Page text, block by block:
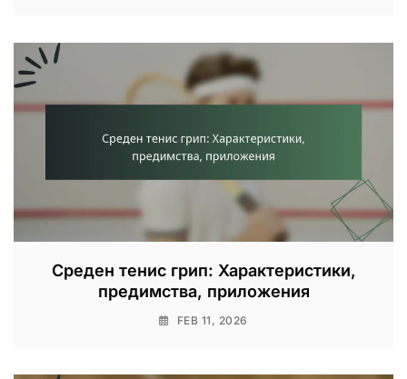
Среден тенис грип: Характеристики,
предимства, приложения
FEB 11, 2026